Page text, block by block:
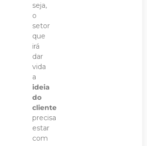
seja,
o
setor
que
irá
dar
vida
a
ideia
do
cliente
precisa
estar
com